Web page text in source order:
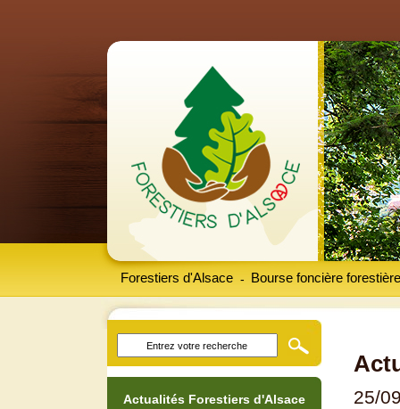
Forestiers d'Alsace Bourse foncière forestière
-
25/
Actualités Forestiers d'Alsace